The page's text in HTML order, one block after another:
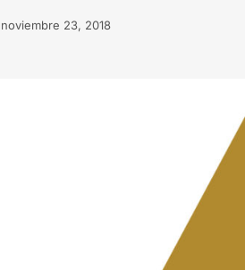
noviembre 23, 2018